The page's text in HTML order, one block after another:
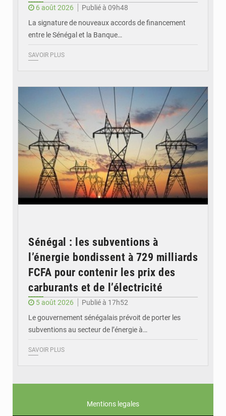
6 août 2026
Publié à 09h48
La signature de nouveaux accords de financement
entre le Sénégal et la Banque…
SAVOIR PLUS
Sénégal : les subventions à
l’énergie bondissent à 729 milliards
FCFA pour contenir les prix des
carburants et de l’électricité
5 août 2026
Publié à 17h52
Le gouvernement sénégalais prévoit de porter les
subventions au secteur de l’énergie à…
SAVOIR PLUS
Mentions legales